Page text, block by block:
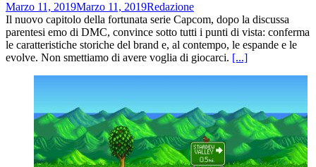
Marzo 11, 2019Marzo 11, 2019Redazione
Il nuovo capitolo della fortunata serie Capcom, dopo la discussa
parentesi emo di DMC, convince sotto tutti i punti di vista: conferma
le caratteristiche storiche del brand e, al contempo, le espande e le
evolve. Non smettiamo di avere voglia di giocarci. [...]